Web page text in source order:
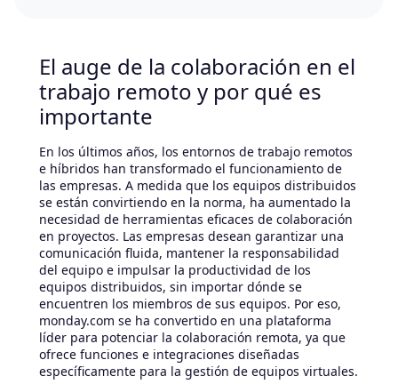
El auge de la colaboración en el
trabajo remoto y por qué es
importante
En los últimos años, los entornos de trabajo remotos
e híbridos han transformado el funcionamiento de
las empresas. A medida que los equipos distribuidos
se están convirtiendo en la norma, ha aumentado la
necesidad de herramientas eficaces de colaboración
en proyectos. Las empresas desean garantizar una
comunicación fluida, mantener la responsabilidad
del equipo e impulsar la productividad de los
equipos distribuidos, sin importar dónde se
encuentren los miembros de sus equipos. Por eso,
monday.com se ha convertido en una plataforma
líder para potenciar la colaboración remota, ya que
ofrece funciones e integraciones diseñadas
específicamente para la gestión de equipos virtuales.